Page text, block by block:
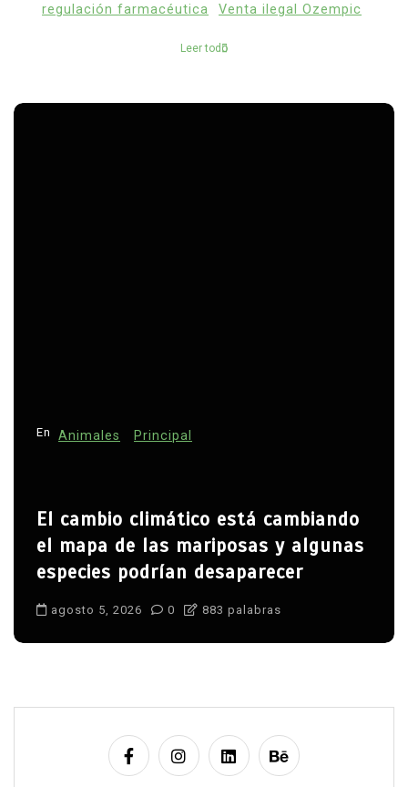
regulación farmacéutica
Venta ilegal Ozempic
Leer todo
En Animales Principal
El cambio climático está cambiando
el mapa de las mariposas y algunas
especies podrían desaparecer
agosto 5, 2026 0 883 palabras